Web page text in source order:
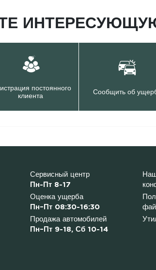
постоянного
клиента
Сообщить об
Сервисный центр
Пн-Пт 8-17
Оценка ущерба
Пн–Пт 08:30-16:30
Продажа автомобилей
Пн–Пт 9-18, Сб 10-14